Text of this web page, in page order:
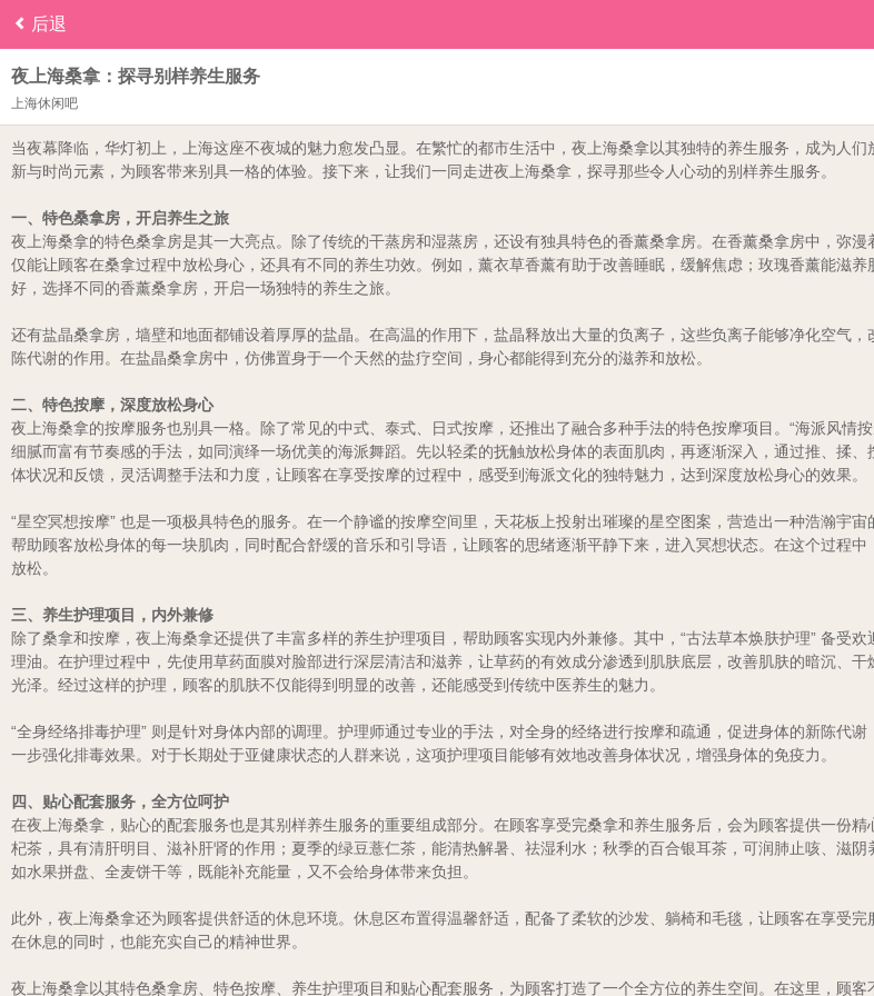
后退
夜上海桑拿：探寻别样养生服务
上海休闲吧
当夜幕降临，华灯初上，上海这座不夜城的魅力愈发凸显。在繁忙的都市生活中，夜上海桑拿以其独特的养生服务，成为人
新与时尚元素，为顾客带来别具一格的体验。接下来，让我们一同走进夜上海桑拿，探寻那些令人心动的别样养生服务。
一、特色桑拿房，开启养生之旅
夜上海桑拿的特色桑拿房是其一大亮点。除了传统的干蒸房和湿蒸房，还设有独具特色的香薰桑拿房。在香薰桑拿房中，弥
仅能让顾客在桑拿过程中放松身心，还具有不同的养生功效。例如，薰衣草香薰有助于改善睡眠，缓解焦虑；玫瑰香薰能滋
好，选择不同的香薰桑拿房，开启一场独特的养生之旅。
还有盐晶桑拿房，墙壁和地面都铺设着厚厚的盐晶。在高温的作用下，盐晶释放出大量的负离子，这些负离子能够净化空气
陈代谢的作用。在盐晶桑拿房中，仿佛置身于一个天然的盐疗空间，身心都能得到充分的滋养和放松。
二、特色按摩，深度放松身心
夜上海桑拿的按摩服务也别具一格。除了常见的中式、泰式、日式按摩，还推出了融合多种手法的特色按摩项目。“海派风情
细腻而富有节奏感的手法，如同演绎一场优美的海派舞蹈。先以轻柔的抚触放松身体的表面肌肉，再逐渐深入，通过推、揉
体状况和反馈，灵活调整手法和力度，让顾客在享受按摩的过程中，感受到海派文化的独特魅力，达到深度放松身心的效果。
“星空冥想按摩” 也是一项极具特色的服务。在一个静谧的按摩空间里，天花板上投射出璀璨的星空图案，营造出一种浩瀚宇
帮助顾客放松身体的每一块肌肉，同时配合舒缓的音乐和引导语，让顾客的思绪逐渐平静下来，进入冥想状态。在这个过程
放松。
三、养生护理项目，内外兼修
除了桑拿和按摩，夜上海桑拿还提供了丰富多样的养生护理项目，帮助顾客实现内外兼修。其中，“古法草本焕肤护理” 备受
理油。在护理过程中，先使用草药面膜对脸部进行深层清洁和滋养，让草药的有效成分渗透到肌肤底层，改善肌肤的暗沉、
光泽。经过这样的护理，顾客的肌肤不仅能得到明显的改善，还能感受到传统中医养生的魅力。
“全身经络排毒护理” 则是针对身体内部的调理。护理师通过专业的手法，对全身的经络进行按摩和疏通，促进身体的新陈代
一步强化排毒效果。对于长期处于亚健康状态的人群来说，这项护理项目能够有效地改善身体状况，增强身体的免疫力。
四、贴心配套服务，全方位呵护
在夜上海桑拿，贴心的配套服务也是其别样养生服务的重要组成部分。在顾客享受完桑拿和养生服务后，会为顾客提供一份
杞茶，具有清肝明目、滋补肝肾的作用；夏季的绿豆薏仁茶，能清热解暑、祛湿利水；秋季的百合银耳茶，可润肺止咳、滋
如水果拼盘、全麦饼干等，既能补充能量，又不会给身体带来负担。
此外，夜上海桑拿还为顾客提供舒适的休息环境。休息区布置得温馨舒适，配备了柔软的沙发、躺椅和毛毯，让顾客在享受
在休息的同时，也能充实自己的精神世界。
夜上海桑拿以其特色桑拿房、特色按摩、养生护理项目和贴心配套服务，为顾客打造了一个全方位的养生空间。在这里，顾